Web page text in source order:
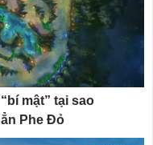
mật” tại sao
Phe Đỏ